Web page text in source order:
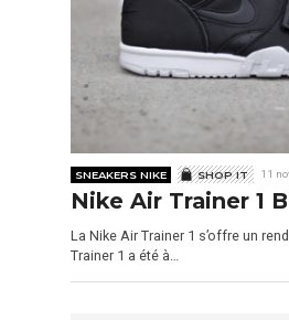
SNEAKERS NIKE SHOP IT 11
Nike Air Trainer 1
La Nike Air Trainer 1 s’offre un
Trainer 1 a été à…